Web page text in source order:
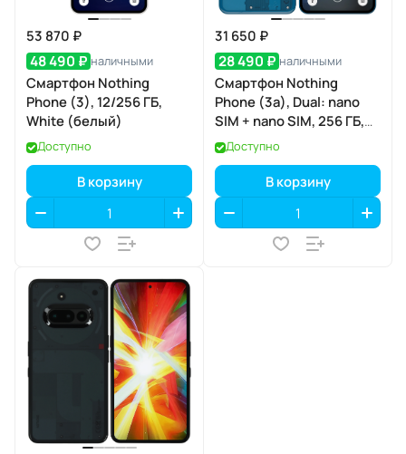
53 870 ₽
48 490 ₽ наличными
Смартфон Nothing
Phone (3), 12/256 ГБ,
White (белый)
Доступно
В корзину
31 650 ₽
28 490 ₽ наличными
Смартфон Nothing
Phone (3a), Dual: nano
SIM + nano SIM, 256 ГБ,
Синий
Доступно
В корзину